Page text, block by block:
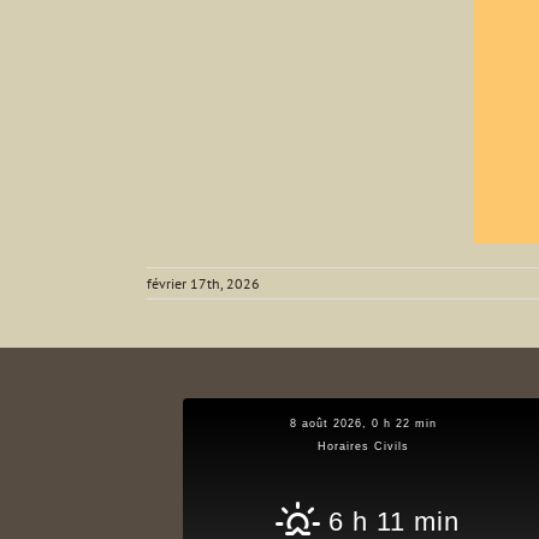
février 17th, 2026
8 août 2026, 0 h 22 min
Horaires Civils
6 h 11 min